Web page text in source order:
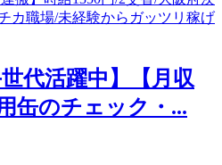
世代活躍中】【月収
缶のチェック・...